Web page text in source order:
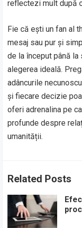
reflectezi mult după
Fie că ești un fan al
mesaj sau pur și
de la început până la
alegerea ideală.
adâncurile
și fiecare decizie
oferi adrenalina pe
profunde despre
umanității.
Related Posts